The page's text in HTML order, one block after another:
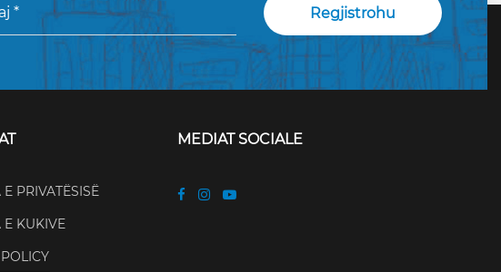
PRIVATËSISË
E KUKIVE
MEDIAT SOCIALE